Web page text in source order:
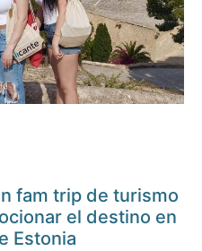
fam trip de turismo
el destino en
Estonia